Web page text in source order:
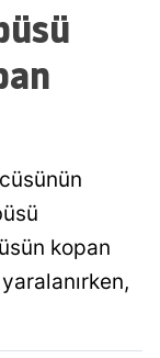
Antalya
Aydın
kopan